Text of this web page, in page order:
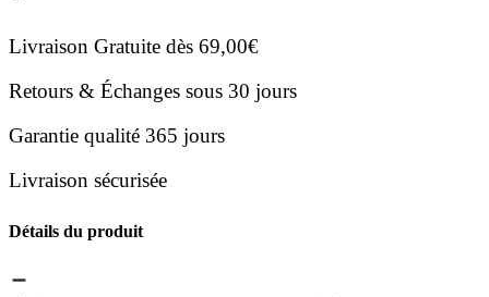
Livraison Gratuite dès 69,00€
Retours & Échanges sous 30 jours
Garantie qualité 365 jours
Livraison sécurisée
Détails du produit